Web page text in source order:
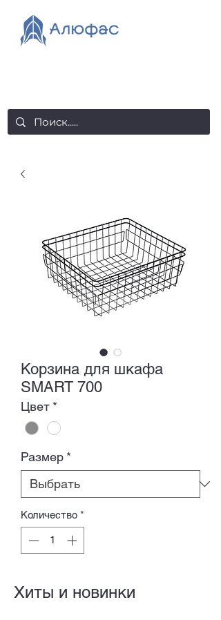
Корзина для шкафа
SMART 700
Цвет *
Размер *
Количество *
Хиты и новинки